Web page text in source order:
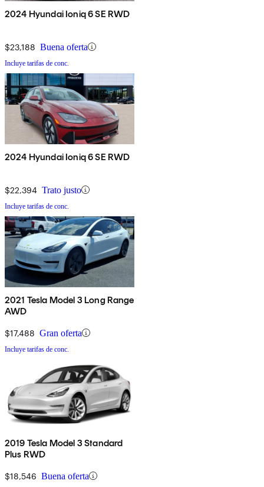
2024 Hyundai Ioniq 6 SE RWD
$23,188 Buena oferta
Incluye tarifas de conc.
2024 Hyundai Ioniq 6 SE RWD
$22,394 Trato justo
Incluye tarifas de conc.
2021 Tesla Model 3 Long Range
AWD
$17,488 Gran oferta
Incluye tarifas de conc.
2019 Tesla Model 3 Standard
Plus RWD
$18,546 Buena oferta